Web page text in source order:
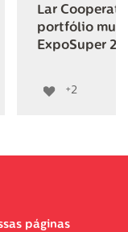
Lar
portfólio
ExpoSuper
+2
páginas